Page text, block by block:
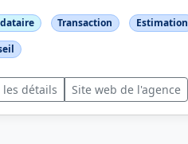
Transaction
Estimation
les détails Site web de l'agence